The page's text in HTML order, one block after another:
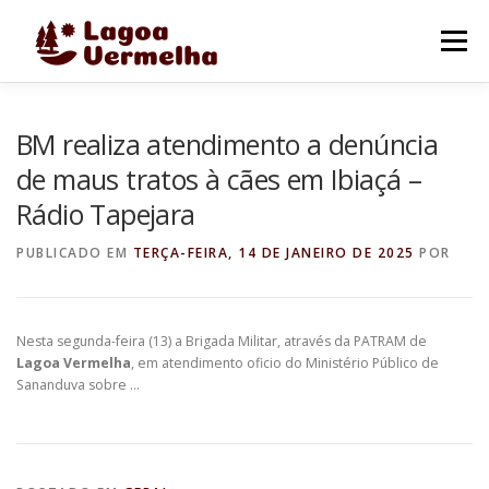
Menu
FALE CONOSCO
BM realiza atendimento a denúncia
de maus tratos à cães em Ibiaçá –
Rádio Tapejara
PUBLICADO EM TERÇA-FEIRA, 14 DE JANEIRO DE 2025 POR
Nesta segunda-feira (13) a Brigada Militar, através da PATRAM de
Lagoa Vermelha, em atendimento oficio do Ministério Público de
Sananduva sobre …